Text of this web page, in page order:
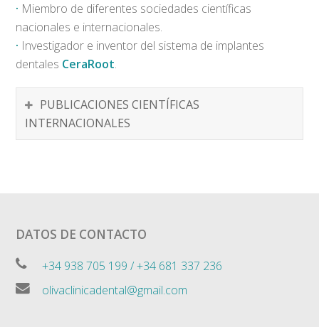
· Miembro de diferentes sociedades científicas
nacionales e internacionales.
· Investigador e inventor del sistema de implantes
dentales CeraRoot.
PUBLICACIONES CIENTÍFICAS
INTERNACIONALES
DATOS DE CONTACTO
+34 938 705 199 / +34 681 337 236
olivaclinicadental@gmail.com